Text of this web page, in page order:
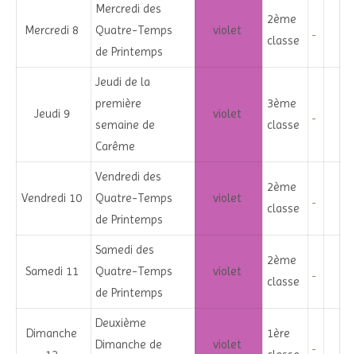
Mercredi 8
Mercredi des
Quatre-Temps
de Printemps
violet
2ème
classe
Jeudi 9
Jeudi de la
première
semaine de
Carême
violet
3ème
classe
Vendredi 10
Vendredi des
Quatre-Temps
de Printemps
violet
2ème
classe
Samedi 11
Samedi des
Quatre-Temps
de Printemps
violet
2ème
classe
Dimanche
Deuxième
Dimanche de
violet
1ère